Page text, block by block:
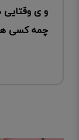
و ی
چمه کسی